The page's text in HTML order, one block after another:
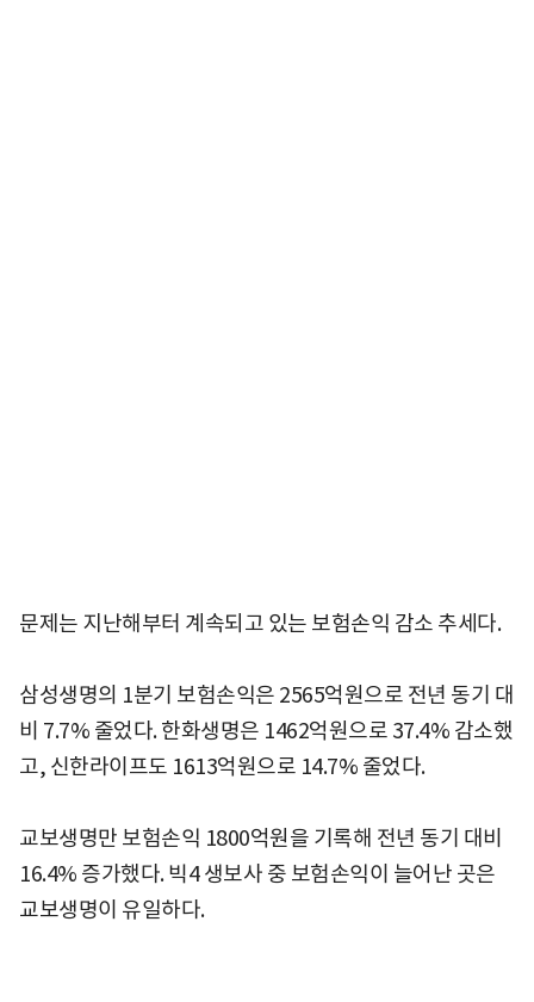
문제는 지난해부터 계속되고 있는 보험손익 감소 추세다.
삼성생명의 1분기 보험손익은 2565억원으로 전년 동기 대
비 7.7% 줄었다. 한화생명은 1462억원으로 37.4% 감소했
고, 신한라이프도 1613억원으로 14.7% 줄었다.
교보생명만 보험손익 1800억원을 기록해 전년 동기 대비
16.4% 증가했다. 빅4 생보사 중 보험손익이 늘어난 곳은
교보생명이 유일하다.